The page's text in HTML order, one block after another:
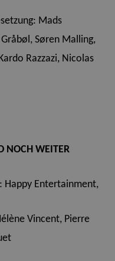
Mads
Søren Malling,
Razzazi, Nicolas
NOCH WEITER
Happy Entertainment,
Vincent, Pierre